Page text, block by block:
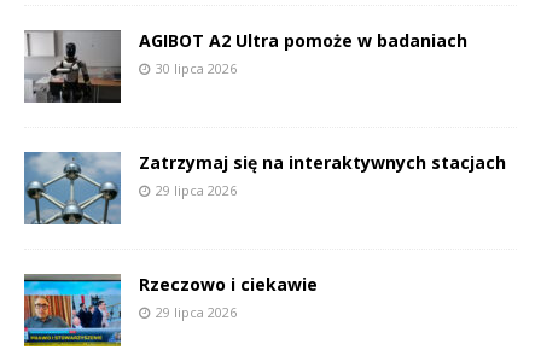
AGIBOT A2 Ultra pomoże w badaniach
30 lipca 2026
Zatrzymaj się na interaktywnych stacjach
29 lipca 2026
Rzeczowo i ciekawie
29 lipca 2026